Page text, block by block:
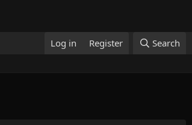
Log in Register Search